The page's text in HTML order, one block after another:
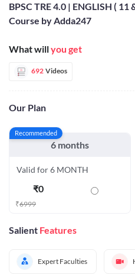
BPSC TRE 4.0 | ENGLISH (
Course by Adda247
What willyou get
692 Videos
Our Plan
Recommended
6 months
Valid for 6 MONTH
₹0
₹6999
Salient Features
Expert Faculties